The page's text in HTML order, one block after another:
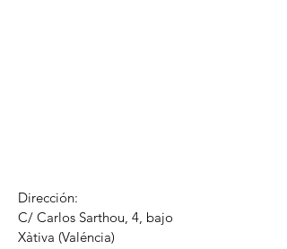
Dirección:
C/ Carlos Sarthou, 4, bajo
​Xàtiva (Valéncia)